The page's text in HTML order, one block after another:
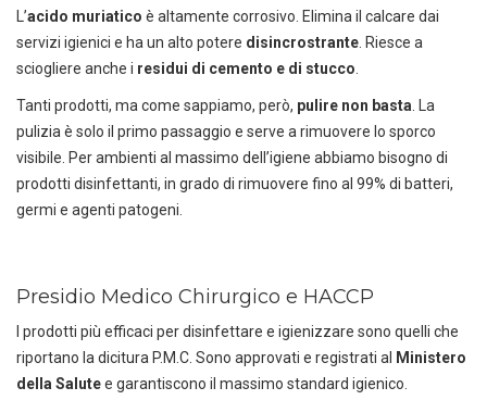
Scarica il catalogo horeca
Forniture per hotel, ristoranti e
spa
L’acido muriatico è altamente corrosivo. Elimina il calcare dai
servizi igienici e ha un alto potere disincrostrante . Riesce a
sciogliere anche i residui di cemento e di stucco
Tanti prodotti, ma come sappiamo, però, pulire non basta . La
pulizia è solo il primo passaggio e serve a rimuovere lo sporco
visibile. Per ambienti al massimo dell’igiene abbiamo bisogno di
prodotti disinfettanti, in grado di rimuovere fino al 99% di batteri,
germi e agenti patogeni.
Presidio Medico Chirurgico e HACCP
I prodotti più efficaci per disinfettare e igienizzare sono quelli che
riportano la dicitura P.M.C. Sono approvati e registrati al Ministero
della Salutee garantiscono il massimo standard igienico.